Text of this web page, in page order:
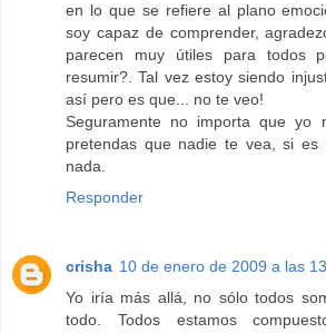
en lo que se refiere al plano
soy capaz de comprender,
parecen muy útiles para todos
resumir?. Tal vez estoy siendo
así pero es que... no te veo!
Seguramente no importa que
pretendas que nadie te vea, si
nada.
Responder
crisha 10 de enero de 2009 a las
Yo iría más allá, no sólo todos
todo. Todos estamos